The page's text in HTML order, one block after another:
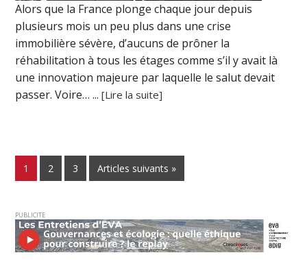
Alors que la France plonge chaque jour depuis
plusieurs mois un peu plus dans une crise
immobilière sévère, d’aucuns de prôner la
réhabilitation à tous les étages comme s’il y avait là
une innovation majeure par laquelle le salut devait
passer. Voire… ...[Lire la suite]
1 2 3 Articles suivants »
PUBLICITE